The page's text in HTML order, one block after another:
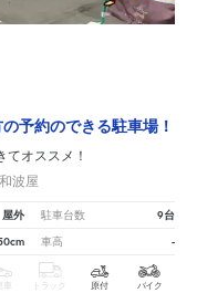
予約のできる駐車場！
てオススメ！
波屋
屋外 駐車台数 9台
車高 -
トラック 原付 バイク